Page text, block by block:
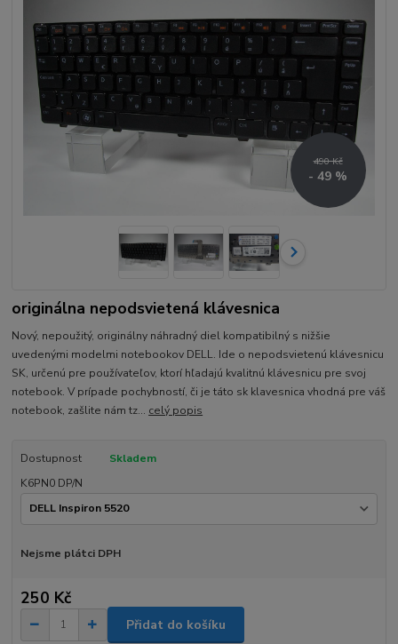
490 Kč
- 49 %
originálna nepodsvietená klávesnica
Nový, nepoužitý, originálny náhradný diel kompatibilný s nižšie
uvedenými modelmi notebookov DELL. Ide o nepodsvietenú klávesnicu
SK, určenú pre používateľov, ktorí hľadajú kvalitnú klávesnicu pre svoj
notebook. V prípade pochybností, či je táto sk klavesnica vhodná pre váš
notebook, zašlite nám tz... celý popis
Dostupnost
Skladem
K6PN0 DP/N
Nejsme plátci DPH
250 Kč
Přidat do košíku